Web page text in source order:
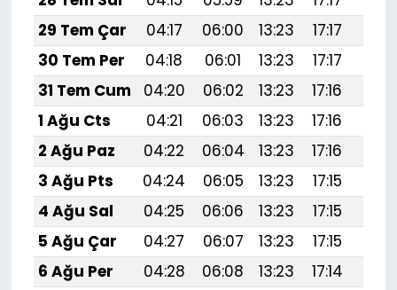
29 Tem Çar
04:17 06:00 13:23 17:17
30 Tem Per
04:18 06:01 13:23 17:17
31 Tem Cum
04:20 06:02 13:23 17:16
1 Ağu Cts
04:21 06:03 13:23 17:16
2 Ağu Paz
04:22 06:04 13:23 17:16
3 Ağu Pts
04:24 06:05 13:23 17:15
4 Ağu Sal
04:25 06:06 13:23 17:15
5 Ağu Çar
04:27 06:07 13:23 17:15
6 Ağu Per
04:28 06:08 13:23 17:14